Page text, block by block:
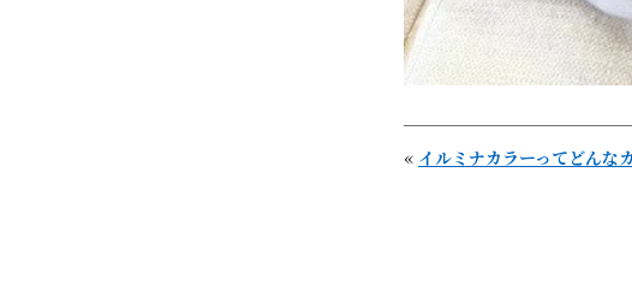
« イルミナカラーってどんな